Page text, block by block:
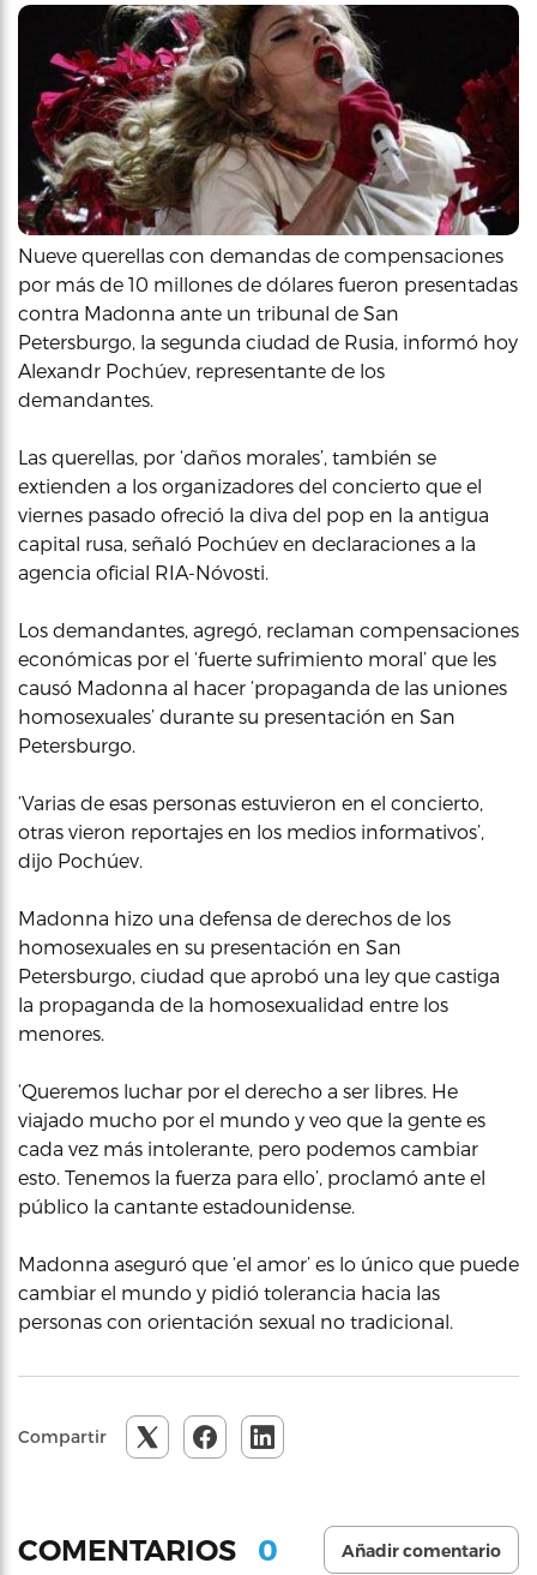
Nueve querellas con demandas de compensaciones
por más de 10 millones de dólares fueron presentadas
contra Madonna ante un tribunal de San
Petersburgo, la segunda ciudad de Rusia, informó hoy
Alexandr Pochúev, representante de los
demandantes.
Las querellas, por ‘daños morales’, también se
extienden a los organizadores del concierto que el
viernes pasado ofreció la diva del pop en la antigua
capital rusa, señaló Pochúev en declaraciones a la
agencia oficial RIA-Nóvosti.
Los demandantes, agregó, reclaman compensaciones
económicas por el ‘fuerte sufrimiento moral’ que les
causó Madonna al hacer ‘propaganda de las uniones
homosexuales’ durante su presentación en San
Petersburgo.
‘Varias de esas personas estuvieron en el concierto,
otras vieron reportajes en los medios informativos’,
dijo Pochúev.
Madonna hizo una defensa de derechos de los
homosexuales en su presentación en San
Petersburgo, ciudad que aprobó una ley que castiga
la propaganda de la homosexualidad entre los
menores.
‘Queremos luchar por el derecho a ser libres. He
viajado mucho por el mundo y veo que la gente es
cada vez más intolerante, pero podemos cambiar
esto. Tenemos la fuerza para ello’, proclamó ante el
público la cantante estadounidense.
Madonna aseguró que ‘el amor’ es lo único que puede
cambiar el mundo y pidió tolerancia hacia las
personas con orientación sexual no tradicional.
Compartir
COMENTARIOS 0 Añadir comentario